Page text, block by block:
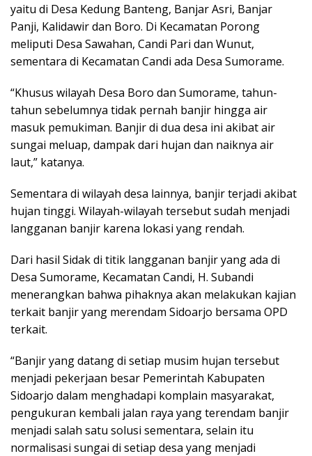
yaitu di Desa Kedung Banteng, Banjar Asri, Banjar
Panji, Kalidawir dan Boro. Di Kecamatan Porong
meliputi Desa Sawahan, Candi Pari dan Wunut,
sementara di Kecamatan Candi ada Desa Sumorame.
“Khusus wilayah Desa Boro dan Sumorame, tahun-
tahun sebelumnya tidak pernah banjir hingga air
masuk pemukiman. Banjir di dua desa ini akibat air
sungai meluap, dampak dari hujan dan naiknya air
laut,” katanya.
Sementara di wilayah desa lainnya, banjir terjadi akibat
hujan tinggi. Wilayah-wilayah tersebut sudah menjadi
langganan banjir karena lokasi yang rendah.
Dari hasil Sidak di titik langganan banjir yang ada di
Desa Sumorame, Kecamatan Candi, H. Subandi
menerangkan bahwa pihaknya akan melakukan kajian
terkait banjir yang merendam Sidoarjo bersama OPD
terkait.
“Banjir yang datang di setiap musim hujan tersebut
menjadi pekerjaan besar Pemerintah Kabupaten
Sidoarjo dalam menghadapi komplain masyarakat,
pengukuran kembali jalan raya yang terendam banjir
menjadi salah satu solusi sementara, selain itu
normalisasi sungai di setiap desa yang menjadi